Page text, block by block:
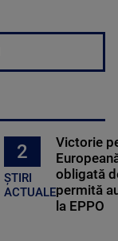
2
ȘTIRI
ACTUALE
Victorie
obligată
permită
la EPPO